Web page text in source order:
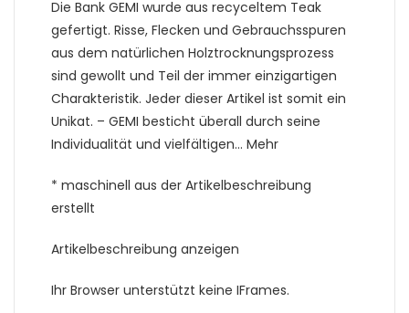
Die Bank GEMI wurde aus recyceltem Teak
gefertigt. Risse, Flecken und Gebrauchsspuren
aus dem natürlichen Holztrocknungsprozess
sind gewollt und Teil der immer einzigartigen
Charakteristik. Jeder dieser Artikel ist somit ein
Unikat. – GEMI besticht überall durch seine
Individualität und vielfältigen… Mehr
* maschinell aus der Artikelbeschreibung
erstellt
Artikelbeschreibung anzeigen
Ihr Browser unterstützt keine IFrames.